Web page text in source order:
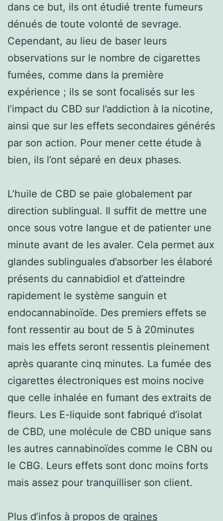
dans ce but, ils ont étudié trente fumeurs
dénués de toute volonté de sevrage.
Cependant, au lieu de baser leurs
observations sur le nombre de cigarettes
fumées, comme dans la première
expérience ; ils se sont focalisés sur les
l’impact du CBD sur l’addiction à la nicotine,
ainsi que sur les effets secondaires générés
par son action. Pour mener cette étude à
bien, ils l’ont séparé en deux phases.
L’huile de CBD se paie globalement par
direction sublingual. Il suffit de mettre une
once sous votre langue et de patienter une
minute avant de les avaler. Cela permet aux
glandes sublinguales d’absorber les élaboré
présents du cannabidiol et d’atteindre
rapidement le système sanguin et
endocannabinoïde. Des premiers effets se
font ressentir au bout de 5 à 20minutes
mais les effets seront ressentis pleinement
après quarante cinq minutes. La fumée des
cigarettes électroniques est moins nocive
que celle inhalée en fumant des extraits de
fleurs. Les E-liquide sont fabriqué d’isolat
de CBD, une molécule de CBD unique sans
les autres cannabinoïdes comme le CBN ou
le CBG. Leurs effets sont donc moins forts
mais assez pour tranquilliser son client.
Plus d’infos à propos de graines